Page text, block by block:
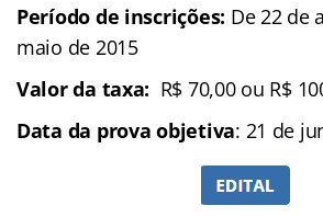
Período de inscrições: De 22 de
maio de 2015
Valor da taxa: R$ 70,00 ou R$
Data da prova objetiva: 21 de